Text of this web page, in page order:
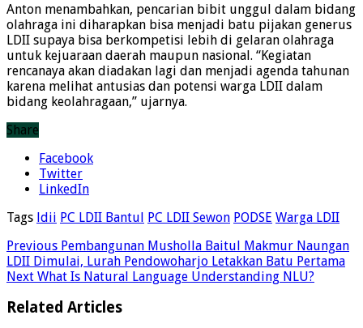
Anton menambahkan, pencarian bibit unggul dalam bidang
olahraga ini diharapkan bisa menjadi batu pijakan generus
LDII supaya bisa berkompetisi lebih di gelaran olahraga
untuk kejuaraan daerah maupun nasional. “Kegiatan
rencanaya akan diadakan lagi dan menjadi agenda tahunan
karena melihat antusias dan potensi warga LDII dalam
bidang keolahragaan,” ujarnya.
Share
Facebook
Twitter
LinkedIn
Tags ldii PC LDII Bantul PC LDII Sewon PODSE Warga LDII
Previous Pembangunan Musholla Baitul Makmur Naungan
LDII Dimulai, Lurah Pendowoharjo Letakkan Batu Pertama
Next What Is Natural Language Understanding NLU?
Related Articles